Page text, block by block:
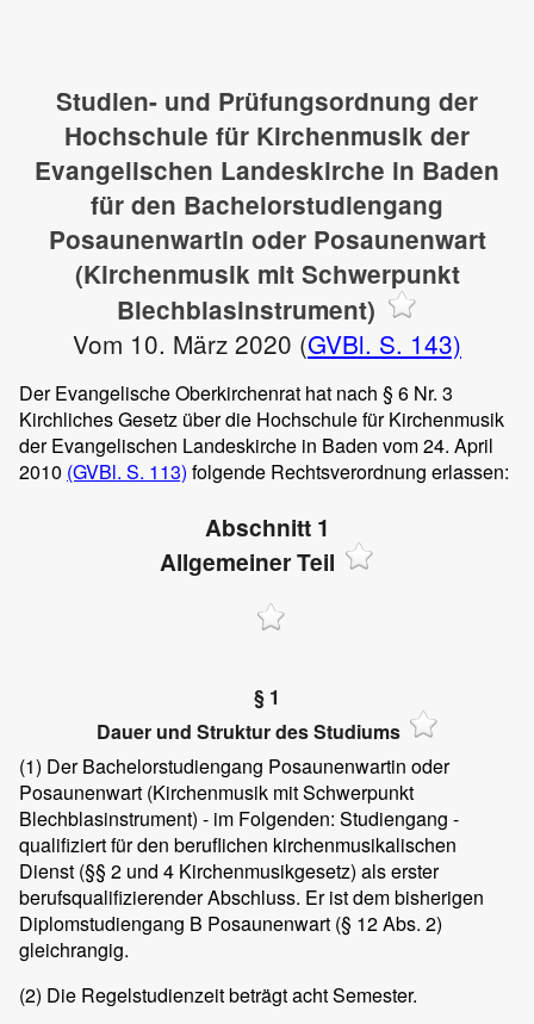
Studien- und Prüfungsordnung der
Hochschule für Kirchenmusik der
Evangelischen Landeskirche in Baden
für den Bachelorstudiengang
Posaunenwartin oder Posaunenwart
(Kirchenmusik mit Schwerpunkt
Blechblasinstrument)
Vom 10. März 2020 (GVBl. S. 143)
Der Evangelische Oberkirchenrat hat nach § 6 Nr. 3
Kirchliches Gesetz über die Hochschule für Kirchenmusik
der Evangelischen Landeskirche in Baden vom 24. April
2010 (GVBl. S. 113) folgende Rechtsverordnung erlassen:
Abschnitt 1
Allgemeiner Teil
§ 1
Dauer und Struktur des Studiums
(1) Der Bachelorstudiengang Posaunenwartin oder
Posaunenwart (Kirchenmusik mit Schwerpunkt
Blechblasinstrument) - im Folgenden: Studiengang -
qualifiziert für den beruflichen kirchenmusikalischen
Dienst (§§ 2 und 4 Kirchenmusikgesetz) als erster
berufsqualifizierender Abschluss. Er ist dem bisherigen
Diplomstudiengang B Posaunenwart (§ 12 Abs. 2)
gleichrangig.
(2) Die Regelstudienzeit beträgt acht Semester.